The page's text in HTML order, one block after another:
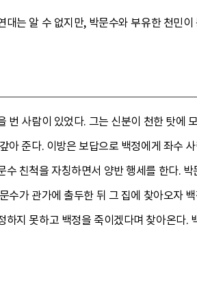
대는 알 수 없지만, 박문수와 부유한 천민
번 사람이 있었다. 그는 신분이 천한 탓에
아 준다. 이방은 보답으로 백정에게 좌수
수 친척을 자칭하면서 양반 행세를 한다.
수가 관가에 출두한 뒤 그 집에 찾아오자
하지 못하고 백정을 죽이겠다며 찾아온다